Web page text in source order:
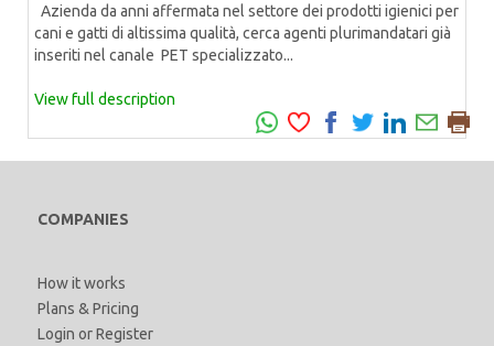
Azienda da anni affermata nel settore dei prodotti igienici per
cani e gatti di altissima qualità, cerca agenti plurimandatari già
inseriti nel canale PET specializzato...
View full description
COMPANIES
How it works
Plans & Pricing
Login orRegister